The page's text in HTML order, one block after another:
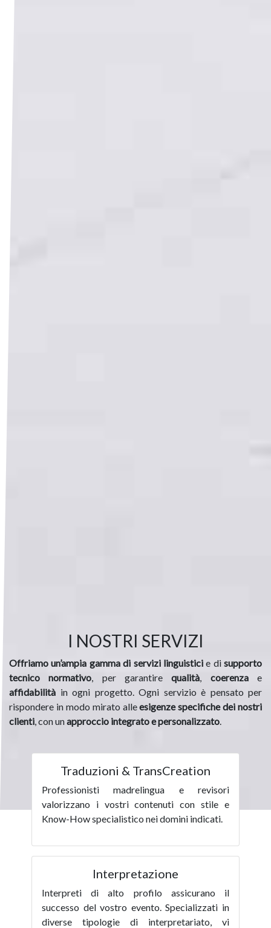
I NOSTRI SERVIZI
Offriamo un’ampia gamma di servizi linguisticie di supporto
tecnico normativo, per garantirequalità, coerenzae
affidabilità in ogni progetto. Ogni servizio è pensato per
rispondere in modo mirato alleesigenze specifiche dei nostri
clienti, con unapproccio integrato e personalizzato.
Traduzioni & TransCreation
Professionisti madrelingua e revisori
valorizzano i vostri contenuti con stile e
Know-How specialistico nei domini indicati.
Interpretazione
Interpreti di alto profilo assicurano il
successo del vostro evento. Specializzati in
diverse tipologie di interpretariato, vi